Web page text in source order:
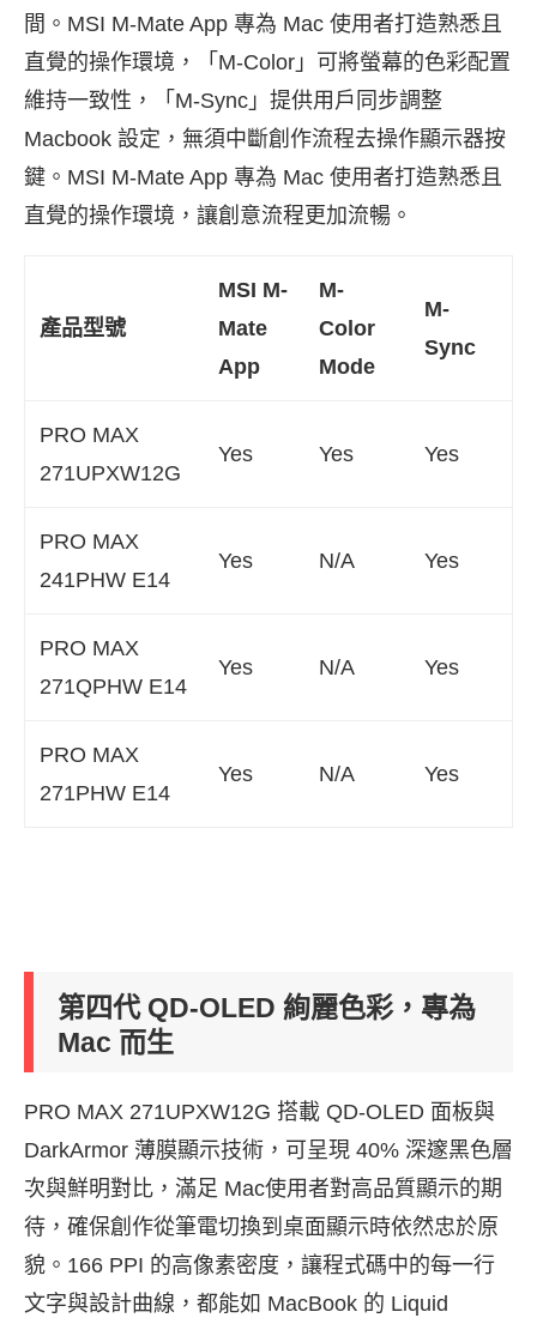
間。MSI M-Mate App 專為 Mac 使用者打造熟悉且
直覺的操作環境，「M-Color」可將螢幕的色彩配置
維持一致性，「M-Sync」提供用戶同步調整
Macbook 設定，無須中斷創作流程去操作顯示器按
鍵。MSI M-Mate App 專為 Mac 使用者打造熟悉且
直覺的操作環境，讓創意流程更加流暢。
產品型號
MSI M-
Mate
App
M-
Color
Mode
M-
Sync
PRO MAX
271UPXW12G
Yes Yes Yes
PRO MAX
241PHW E14
Yes N/A Yes
PRO MAX
271QPHW E14
Yes N/A Yes
PRO MAX
271PHW E14
Yes N/A Yes
第四代 QD-OLED 絢麗色彩，專為
Mac 而生
PRO MAX 271UPXW12G 搭載 QD-OLED 面板與
DarkArmor 薄膜顯示技術，可呈現 40% 深邃黑色層
次與鮮明對比，滿足 Mac使用者對高品質顯示的期
待，確保創作從筆電切換到桌面顯示時依然忠於原
貌。166 PPI 的高像素密度，讓程式碼中的每一行
文字與設計曲線，都能如 MacBook 的 Liquid